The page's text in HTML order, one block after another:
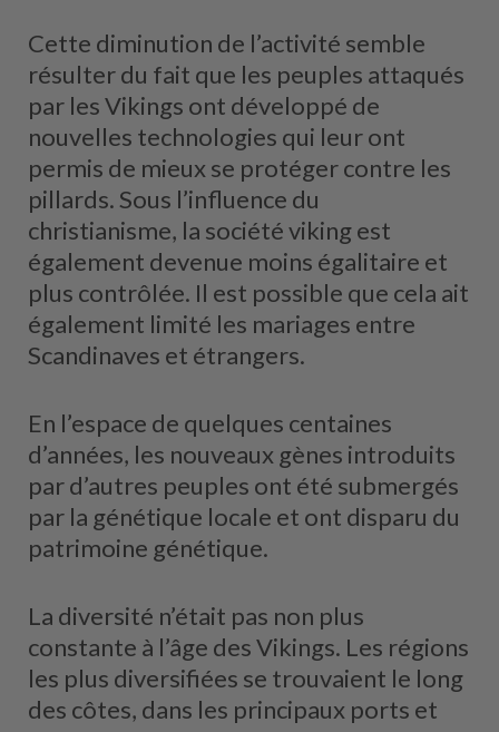
Cette diminution de l’activité semble
résulter du fait que les peuples attaqués
par les Vikings ont développé de
nouvelles technologies qui leur ont
permis de mieux se protéger contre les
pillards. Sous l’influence du
christianisme, la société viking est
également devenue moins égalitaire et
plus contrôlée. Il est possible que cela ait
également limité les mariages entre
Scandinaves et étrangers.
En l’espace de quelques centaines
d’années, les nouveaux gènes introduits
par d’autres peuples ont été submergés
par la génétique locale et ont disparu du
patrimoine génétique.
La diversité n’était pas non plus
constante à l’âge des Vikings. Les régions
les plus diversifiées se trouvaient le long
des côtes, dans les principaux ports et